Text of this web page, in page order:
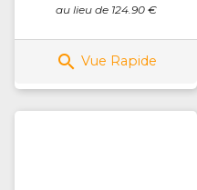
au lieu de 124.90 €
 Vue Rapide